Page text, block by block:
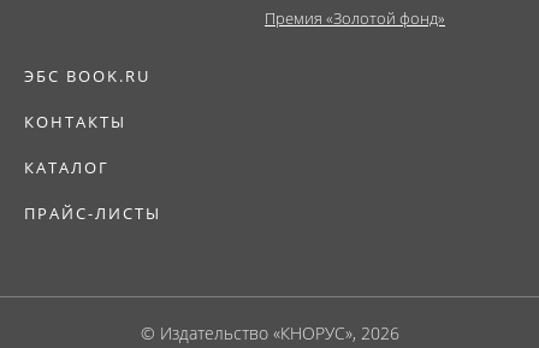
Премия «Золотой фонд»
ЭБС BOOK.RU
КОНТАКТЫ
КАТАЛОГ
ПРАЙС-ЛИСТЫ
© Издательство «КНОРУС», 2026